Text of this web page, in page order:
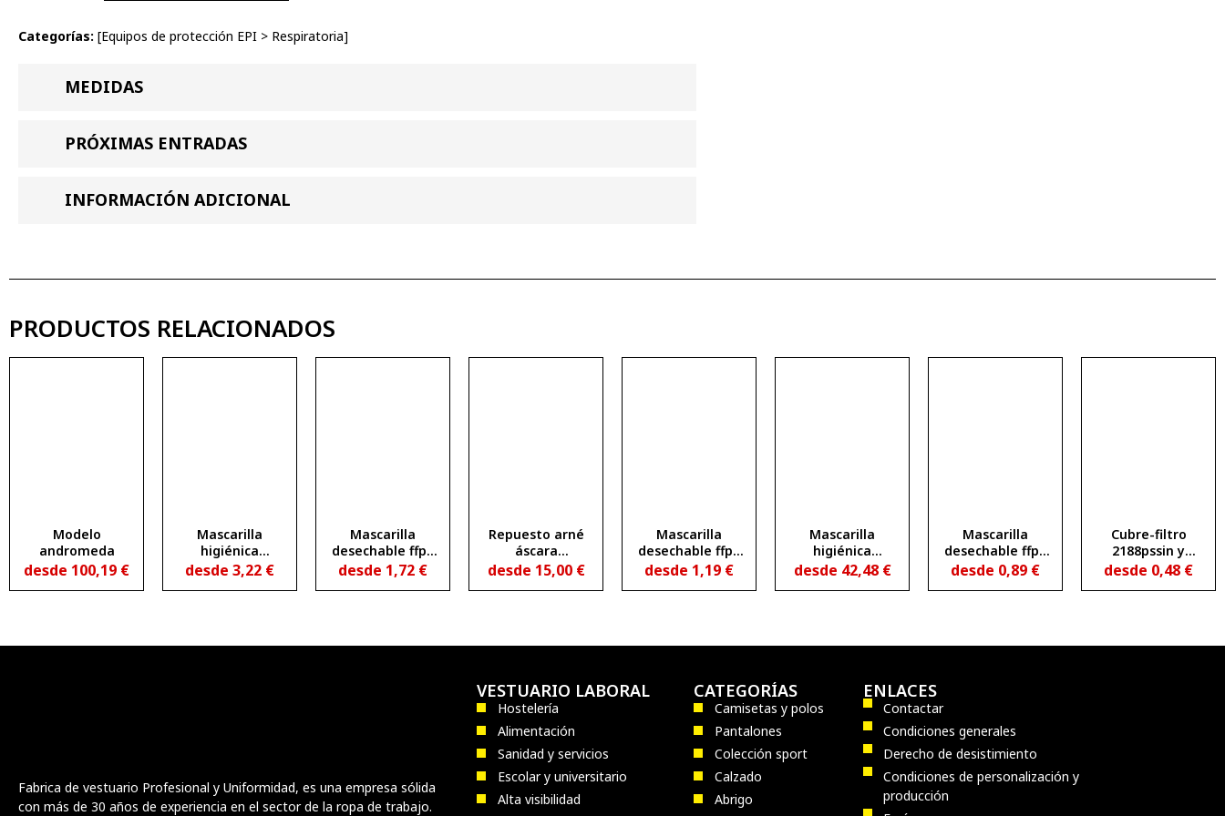
Categorías: [Equipos de protección EPI > Respiratoria]
MEDIDAS
PRÓXIMAS ENTRADAS
INFORMACIÓN ADICIONAL
PRODUCTOS RELACIONADOS
Modelo
andromeda
desde 100,19 €
Mascarilla
higiénica
reutilizable
junior
desde 3,22 €
Mascarilla
desechable ffp3
con válvula de
exhalación
desde 1,72 €
Repuesto arné
áscara
andromeda
desde 15,00 €
Mascarilla
desechable ffp2
con válvula de
exhalación y
desde 1,19 €
Mascarilla
higiénica
desechable
desde 42,48 €
Mascarilla
desechable ffp2
con válvula de
exhalación
desde 0,89 €
Cubre-filtro
2188pssin y
2188pscsin
desde 0,48 €
Fabrica de vestuario Profesional y Uniformidad, es una empresa sólida
con más de 30 años de experiencia en el sector de la ropa de trabajo.
VESTUARIO LABORAL
Hostelería
Alimentación
Sanidad y servicios
Escolar y universitario
Alta visibilidad
CATEGORÍAS
Camisetas y polos
Pantalones
Colección sport
Calzado
Abrigo
ENLACES
Contactar
Condiciones generales
Derecho de desistimiento
Condiciones de personalización y
producción